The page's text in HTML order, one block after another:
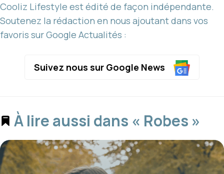
Cooliz Lifestyle est édité de façon indépendante.
Soutenez la rédaction en nous ajoutant dans vos
favoris sur Google Actualités :
Suivez nous sur Google News
À lire aussi dans « Robes »